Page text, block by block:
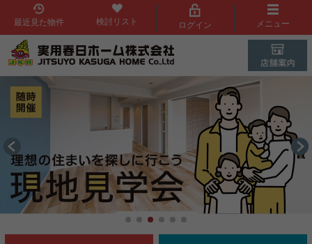
最近見た物件 検討リスト ログイン メニュー